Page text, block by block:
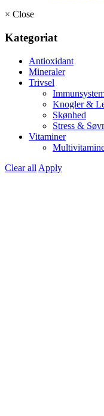
× Close
Kategoriat
Antioxidant
Mineraler
Trivsel
Knogler &
Skønhed
Stress &
Vitaminer
Clear all Apply